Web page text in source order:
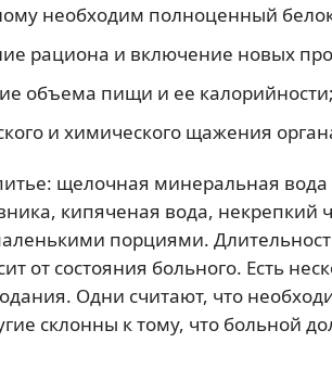
необходим полноценный
рациона и включение новых
объема пищи и ее калорийности;
и химического щажения
щелочная минеральная вода
кипяченая вода, некрепкий
порциями.
от состояния больного. Есть
Одни считают, что
склонны к тому, что больной